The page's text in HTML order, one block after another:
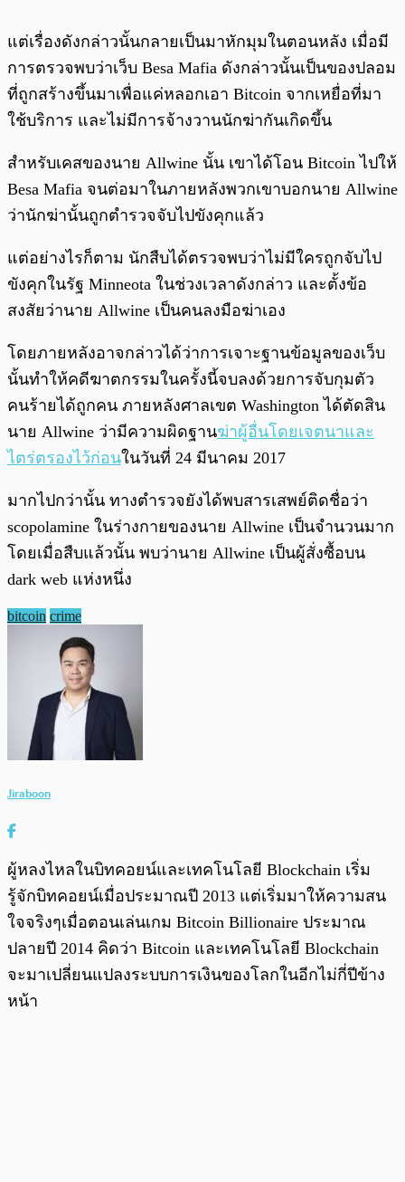
แต่เรื่องดังกล่าวนั้นกลายเป็นมาหักมุมในตอนหลัง เมื่อมี
การตรวจพบว่าเว็บ Besa Mafia ดังกล่าวนั้นเป็นของปลอม
ที่ถูกสร้างขึ้นมาเพื่อแค่หลอกเอา Bitcoin จากเหยื่อที่มา
ใช้บริการ และไม่มีการจ้างวานนักฆ่ากันเกิดขึ้น
สำหรับเคสของนาย Allwine นั้น เขาได้โอน Bitcoin ไปให้
Besa Mafia จนต่อมาในภายหลังพวกเขาบอกนาย Allwine
ว่านักฆ่านั้นถูกตำรวจจับไปขังคุกแล้ว
แต่อย่างไรก็ตาม นักสืบได้ตรวจพบว่าไม่มีใครถูกจับไป
ขังคุกในรัฐ Minneota ในช่วงเวลาดังกล่าว และตั้งข้อ
สงสัยว่านาย Allwine เป็นคนลงมือฆ่าเอง
โดยภายหลังอาจกล่าวได้ว่าการเจาะฐานข้อมูลของเว็บ
นั้นทำให้คดีฆาตกรรมในครั้งนี้จบลงด้วยการจับกุมตัว
คนร้ายได้ถูกคน ภายหลังศาลเขต Washington ได้ตัดสิน
นาย Allwine ว่ามีความผิดฐานฆ่าผู้อื่นโดยเจตนาและ
ไตร่ตรองไว้ก่อนในวันที่ 24 มีนาคม 2017
มากไปกว่านั้น ทางตำรวจยังได้พบสารเสพย์ติดชื่อว่า
scopolamine ในร่างกายของนาย Allwine เป็นจำนวนมาก
โดยเมื่อสืบแล้วนั้น พบว่านาย Allwine เป็นผู้สั่งซื้อบน
dark web แห่งหนึ่ง
bitcoin crime
Jiraboon
ผู้หลงไหลในบิทคอยน์และเทคโนโลยี Blockchain เริ่ม
รู้จักบิทคอยน์เมื่อประมาณปี 2013 แต่เริ่มมาให้ความสน
ใจจริงๆเมื่อตอนเล่นเกม Bitcoin Billionaire ประมาณ
ปลายปี 2014 คิดว่า Bitcoin และเทคโนโลยี Blockchain
จะมาเปลี่ยนแปลงระบบการเงินของโลกในอีกไม่กี่ปีข้าง
หน้า